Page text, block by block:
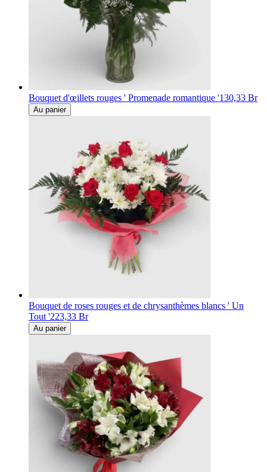
Bouquet d'œillets rouges ' Promenade romantique '130,33 Br
Au panier
Bouquet de roses rouges et de chrysanthèmes blancs ' Un
Tout '223,33 Br
Au panier